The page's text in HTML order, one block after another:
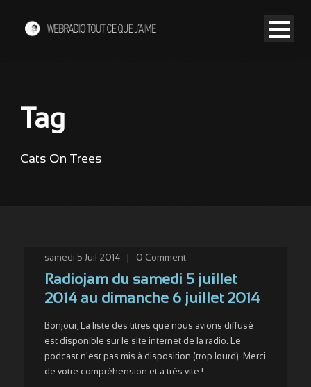
Tag
Cats On Trees
samedi 5 Juil 2014 0 Comment
Radiojam du samedi 5 juillet
2014 au dimanche 6 juillet 2014
Bonjour, La liste des titres que nous avions diffusé
est disponible sur le site internet de la radio. Le
podcast n'est pas mis à disposition (trop lourd). Merci
de votre compréhension et à très vite !